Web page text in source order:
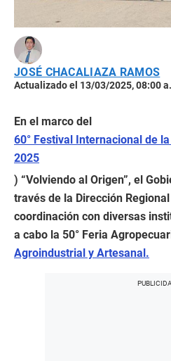
JOSÉ CHACALIAZA RAMOS
Actualizado el 13/03/2025, 08:00
En el marco del
60° Festival Internacional de
2025
) “Volviendo al Origen”, el
través de la Dirección
coordinación con diversas
a cabo la 50° Feria
Agroindustrial y Artesanal.